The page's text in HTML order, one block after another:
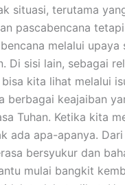
situasi, terutama
pascabencana
melalui
Di sisi lain, sebagai
kita lihat melalui
berbagai keajaiban
Tuhan. Ketika kita
ada apa-apanya.
bersyukur dan
mulai bangkit